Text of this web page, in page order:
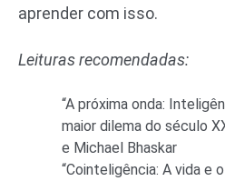
aprender com isso.
Leituras recomendadas:
“A próxima onda:
maior dilema do século
e Michael Bhaskar
“Cointeligência: A vida e